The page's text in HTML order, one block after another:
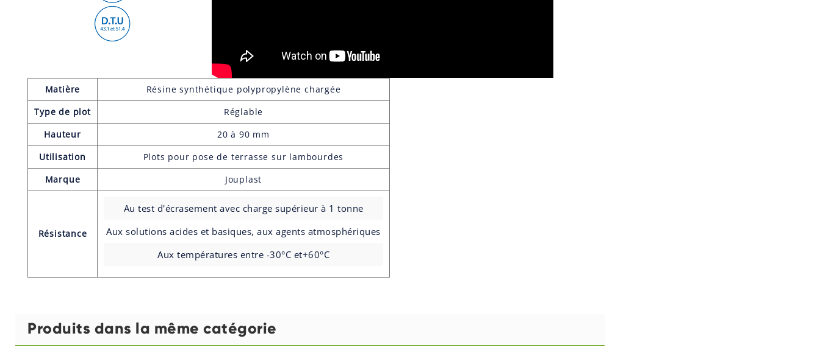
Matière
Résine synthétique polypropylène chargée
Type de plot
Réglable
Hauteur
20 à 90 mm
Utilisation
Plots pour pose de terrasse sur lambourdes
Marque
Jouplast
Résistance
Au test d'écrasement avec charge supérieur à 1 tonne
Aux solutions acides et basiques, aux agents atmosphériques
Aux températures entre -30°C et+60°C
Produits dans la même catégorie